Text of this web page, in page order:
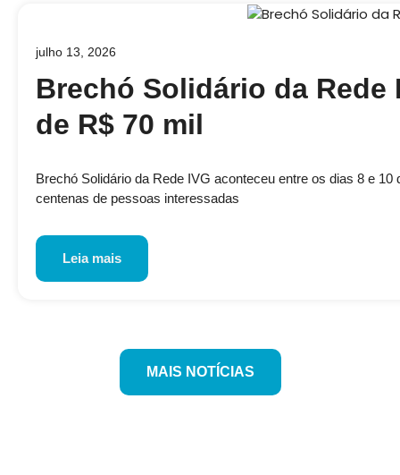
julho 13, 2026
Brechó Solidário da Rede
de R$ 70 mil
Brechó Solidário da Rede IVG aconteceu entre os dias 8 e 10
centenas de pessoas interessadas
Leia mais
MAIS NOTÍCIAS